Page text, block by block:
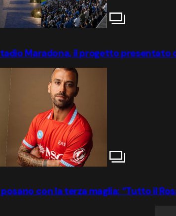
Maradona, il progetto presentato
con la terza maglia: “Tutto il